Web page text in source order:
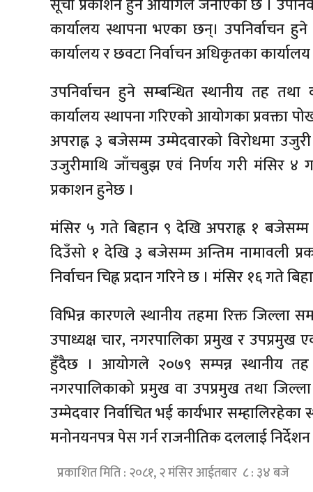
सूची प्रकाशन हुने आयोगले जनाएको छ ।
कार्यालय स्थापना भएका छन्। उपनिर्वाचन
कार्यालय र छवटा निर्वाचन अधिकृतका
उपनिर्वाचन हुने सम्बन्धित स्थानीय तह तथा
कार्यालय स्थापना गरिएको आयोगका प्रवक्ता
अपराह्न ३ बजेसम्म उम्मेदवारको विरोधमा
उजुरीमाथि जाँचबुझ एवं निर्णय गरी मंसिर
प्रकाशन हुनेछ ।
मंसिर ५ गते बिहान ९ देखि अपराह्न १
दिउँसो १ देखि ३ बजेसम्म अन्तिम नामावली
निर्वाचन चिह्न प्रदान गरिने छ । मंसिर १६ गते
विभिन्न कारणले स्थानीय तहमा रिक्त जिल्ला
उपाध्यक्ष चार, नगरपालिका प्रमुख र उपप्रमुख
हुँदैछ । आयोगले २०७९ सम्पन्न स्थानीय तह
नगरपालिकाको प्रमुख वा उपप्रमुख तथा
उम्मेदवार निर्वाचित भई कार्यभार
मनोनयनपत्र पेस गर्न राजनीतिक दललाई
प्रकाशित मिति : २०८१, २ मंसिर आईतबार ८ : ३४ बजे